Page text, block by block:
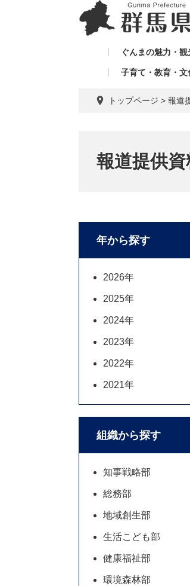
ぐんまの魅力・
子育て・教育・文
トップページ > 報道
報道提供資
年から探す
2026年
2025年
2024年
2023年
2022年
2021年
組織から探す
知事戦略部
総務部
地域創生部
生活こども部
健康福祉部
環境森林部